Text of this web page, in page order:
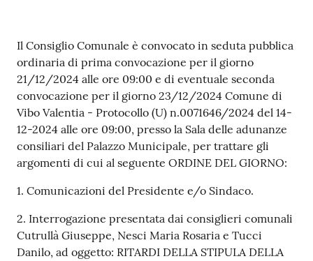
r
e
t
o
r
i
o
Tutti
argomenti...
Contenuto
Il Consiglio Comunale è convocato in seduta pubblica
ordinaria di prima convocazione per il giorno
21/12/2024 alle ore 09:00 e di eventuale seconda
convocazione per il giorno 23/12/2024 Comune di
Vibo Valentia - Protocollo (U) n.0071646/2024 del 14-
12-2024 alle ore 09:00, presso la Sala delle adunanze
consiliari del Palazzo Municipale, per trattare gli
argomenti di cui al seguente ORDINE DEL GIORNO:
1. Comunicazioni del Presidente e/o Sindaco.
2. Interrogazione presentata dai consiglieri comunali
Cutrullà Giuseppe, Nesci Maria Rosaria e Tucci
Danilo, ad oggetto: RITARDI DELLA STIPULA DELLA